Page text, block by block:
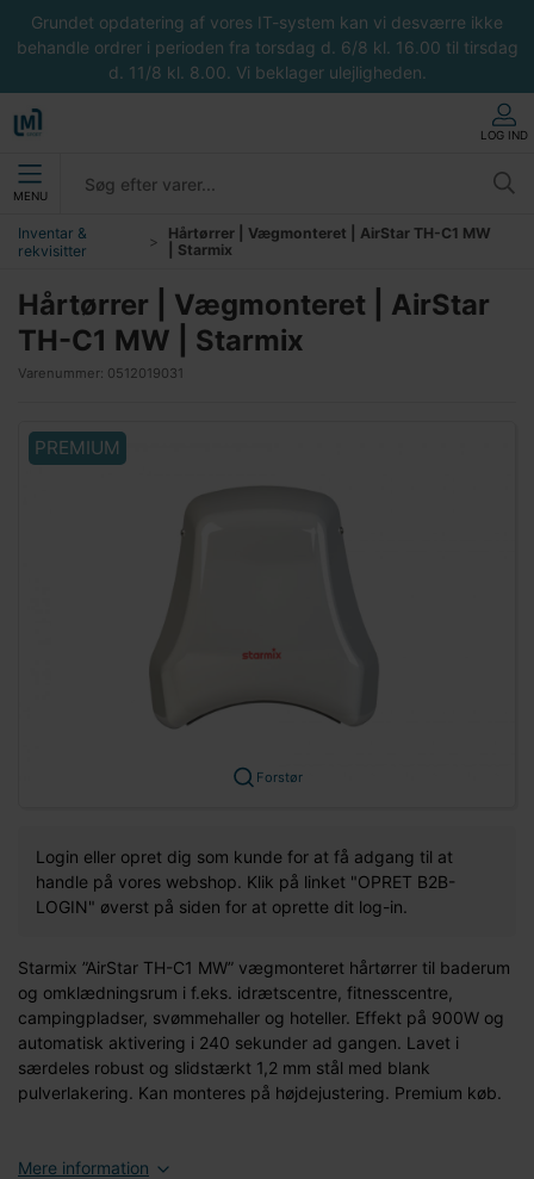
Grundet opdatering af vores IT-system kan vi desværre ikke
behandle ordrer i perioden fra torsdag d. 6/8 kl. 16.00 til tirsdag
d. 11/8 kl. 8.00. Vi beklager ulejligheden.
LOG IND
MENU
Inventar &
rekvisitter
Hårtørrer | Vægmonteret | AirStar TH-C1 MW
| Starmix
Hårtørrer | Vægmonteret | AirStar
TH-C1 MW | Starmix
Varenummer: 0512019031
PREMIUM
Forstør
Login eller opret dig som kunde for at få adgang til at
handle på vores webshop. Klik på linket "OPRET B2B-
LOGIN" øverst på siden for at oprette dit log-in.
Starmix ”AirStar TH-C1 MW” vægmonteret hårtørrer til baderum
og omklædningsrum i f.eks. idrætscentre, fitnesscentre,
campingpladser, svømmehaller og hoteller. Effekt på 900W og
automatisk aktivering i 240 sekunder ad gangen. Lavet i
særdeles robust og slidstærkt 1,2 mm stål med blank
pulverlakering. Kan monteres på højdejustering. Premium køb.
Mere information